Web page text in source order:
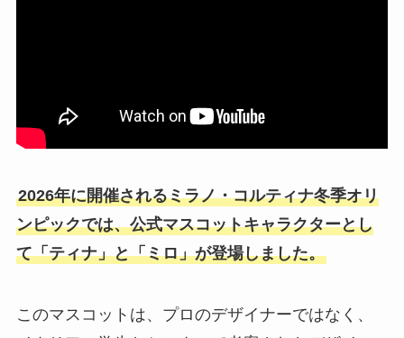
2026年に開催されるミラノ・コルティナ冬季オリ
ンピックでは、公式マスコットキャラクターとし
て「ティナ」と「ミロ」が登場しました。
このマスコットは、プロのデザイナーではなく、